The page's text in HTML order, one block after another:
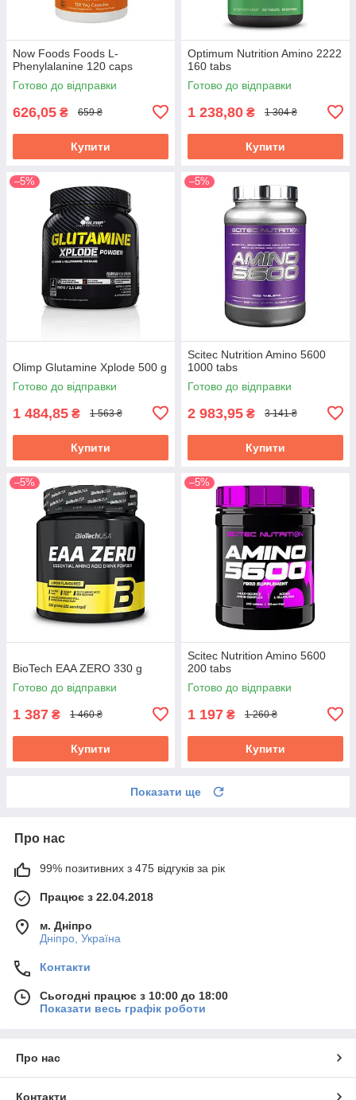
Now Foods Foods L-
Phenylalanine 120 caps
Готово до відправки
626,05 ₴ 659 ₴
Купити
Optimum Nutrition Amino 2222
160 tabs
Готово до відправки
1 238,80 ₴ 1 304 ₴
Купити
–5%
Olimp Glutamine Xplode 500 g
Готово до відправки
1 484,85 ₴ 1 563 ₴
Купити
–5%
Scitec Nutrition Amino 5600
1000 tabs
Готово до відправки
2 983,95 ₴ 3 141 ₴
Купити
–5%
BioTech EAA ZERO 330 g
Готово до відправки
1 387 ₴ 1 460 ₴
Купити
–5%
Scitec Nutrition Amino 5600
200 tabs
Готово до відправки
1 197 ₴ 1 260 ₴
Купити
Показати ще
Про нас
99% позитивних з 475 відгуків за рік
Працює з 22.04.2018
м. Дніпро
Дніпро, Україна
Контакти
Сьогодні працює з 10:00 до 18:00
Показати весь графік роботи
Про нас
Контакти